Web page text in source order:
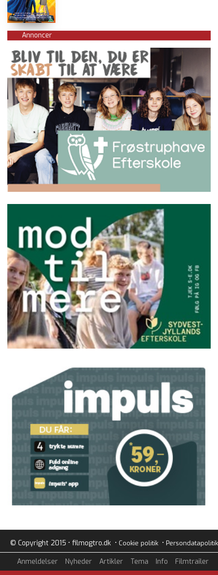
Annoncer
© Copyright 2015 • filmogtro.dk • Cookie politik• Persondatapolitik
Anmeldelser Nyheder Artikler Tema Info Filmtrailer